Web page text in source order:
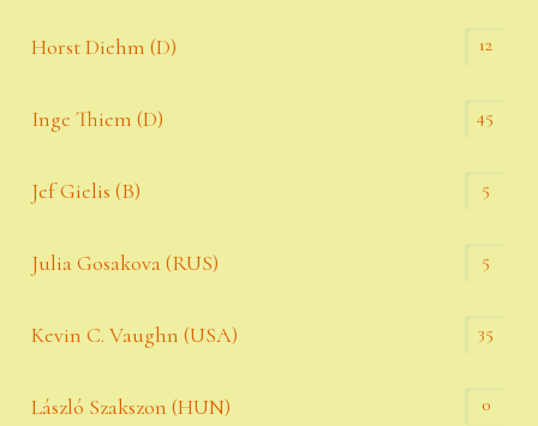
Horst Diehm (D) 12
Inge Thiem (D) 45
Jef Gielis (B) 5
Julia Gosakova (RUS) 5
Kevin C. Vaughn (USA) 35
László Szakszon (HUN) 0